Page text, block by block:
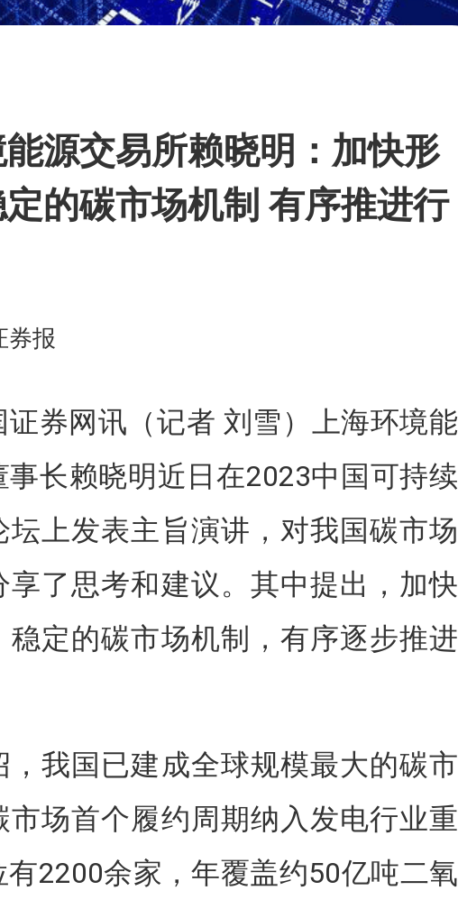
源交易所赖晓明：加快形
的碳市场机制 有序推进行
券报
券网讯（记者 刘雪）上海环境能
事长赖晓明近日在2023中国可持续
坛上发表主旨演讲，对我国碳市场
享了思考和建议。其中提出，加快
稳定的碳市场机制，有序逐步推进
，我国已建成全球规模最大的碳市
市场首个履约周期纳入发电行业重
有2200余家，年覆盖约50亿吨二氧